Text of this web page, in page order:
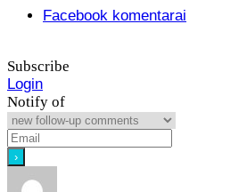
Facebook komentarai
Subscribe
Login
Notify of